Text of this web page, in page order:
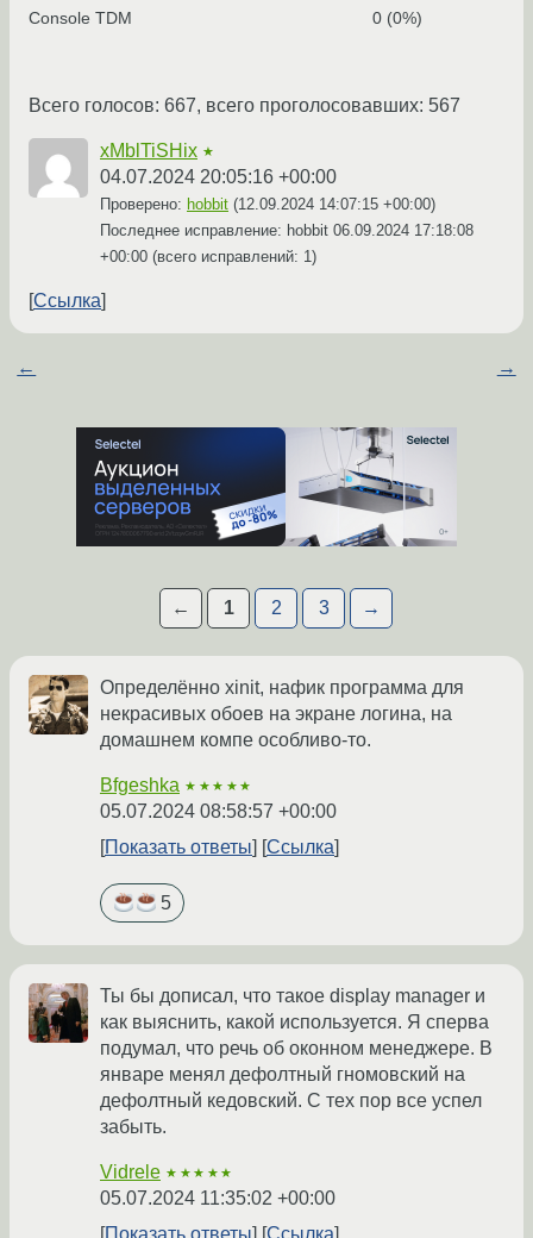
Console TDM 0 (0%)
Всего голосов: 667, всего проголосовавших: 567
xMblTiSHix ★
04.07.2024 20:05:16 +00:00
Проверено: hobbit (12.09.2024 14:07:15 +00:00)
Последнее исправление: hobbit 06.09.2024 17:18:08
+00:00 (всего исправлений: 1)
Ссылка
← →
← 1 2 3 →
Определённо xinit, нафик программа для
некрасивых обоев на экране логина, на
домашнем компе особливо-то.
Bfgeshka ★★★★★
05.07.2024 08:58:57 +00:00
Показать ответы
Ссылка
5
Ты бы дописал, что такое display manager и
как выяснить, какой используется. Я сперва
подумал, что речь об оконном менеджере. В
январе менял дефолтный гномовский на
дефолтный кедовский. С тех пор все успел
забыть.
Vidrele ★★★★★
05.07.2024 11:35:02 +00:00